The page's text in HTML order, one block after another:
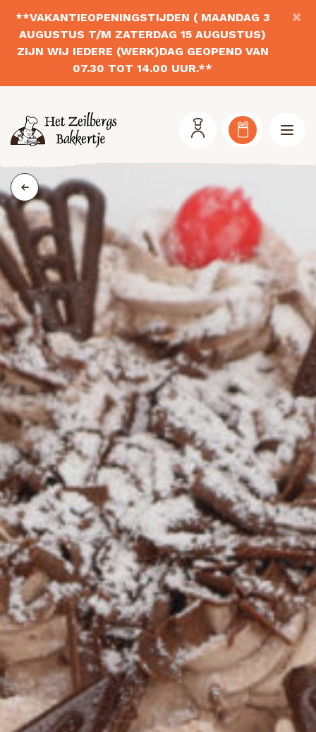
×
**VAKANTIEOPENINGSTIJDEN ( MAANDAG 3
AUGUSTUS T/M ZATERDAG 15 AUGUSTUS)
ZIJN WIJ IEDERE (WERK)DAG GEOPEND VAN
07.30 TOT 14.00 UUR.**